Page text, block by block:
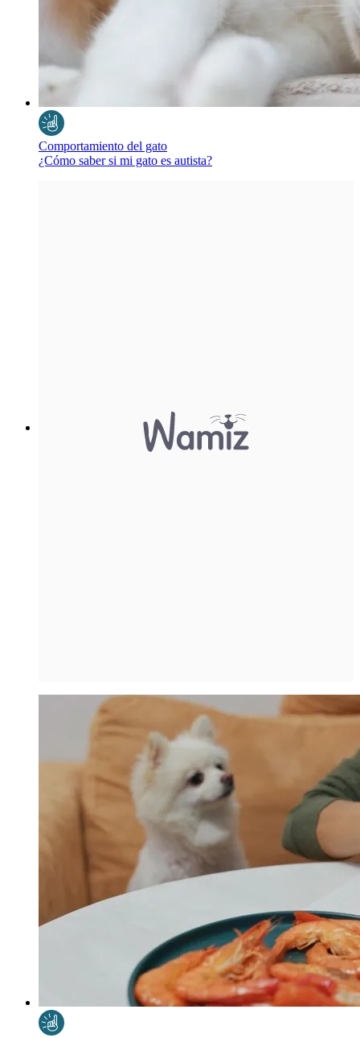
Comportamiento del gato
¿Cómo saber si mi gato es autista?